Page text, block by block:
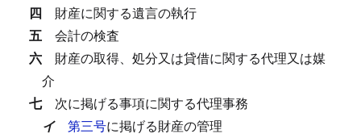
四 財産に関する遺言の執行
五 会計の検査
六 財産の取得、処分又は貸借に関する代理又は媒
介
七 次に掲げる事項に関する代理事務
イ 第三号に掲げる財産の管理